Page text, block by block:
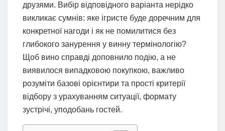
друзями. Вибір відповідного варіанта нерідко
викликає сумнів: яке ігристе буде доречним для
конкретної нагоди і як не помилитися без
глибокого занурення у винну термінологію?
Щоб вино справді доповнило подію, а не
виявилося випадковою покупкою, важливо
розуміти базові орієнтири та прості критерії
відбору з урахуванням ситуації, формату
зустрічі, уподобань гостей.